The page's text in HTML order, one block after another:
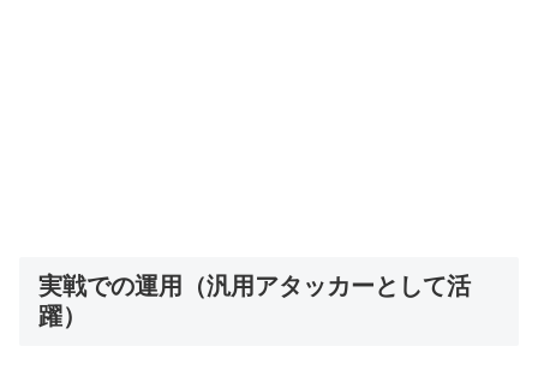
実戦での運用（汎用アタッカーとして活
躍）